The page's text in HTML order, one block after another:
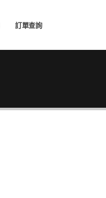
訂單查詢